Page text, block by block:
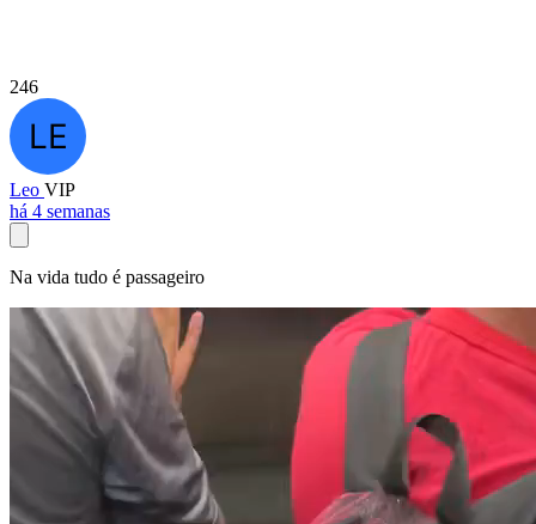
246
Leo VIP
há 4 semanas
Na vida tudo é passageiro